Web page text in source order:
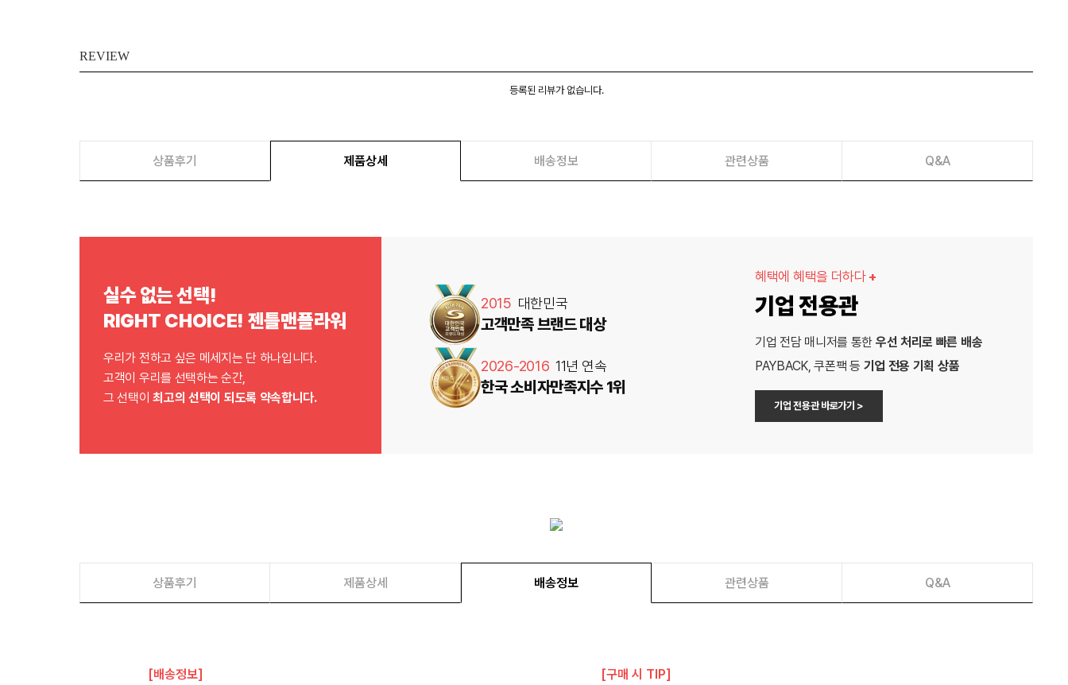
REVIEW
등록된 리뷰가 없습니다.
상품후기 제품상세 배송정보 관련상품 Q&A
실수 없는 선택!
RIGHT CHOICE! 젠틀맨플라워
우리가 전하고 싶은 메세지는 단 하나입니다.
고객이 우리를 선택하는 순간,
그 선택이최고의 선택이 되도록 약속합니다.
2015 대한민국
고객만족 브랜드 대상
2026-2016 11년 연속
한국 소비자만족지수 1위
혜택에 혜택을 더하다 +
기업 전용관
기업 전담 매니저를 통한 우선 처리로 빠른 배송
PAYBACK, 쿠폰팩 등 기업 전용 기획 상품
기업 전용관 바로가기 >
상품후기 제품상세 배송정보 관련상품 Q&A
[배송정보] [구매 시 TIP]